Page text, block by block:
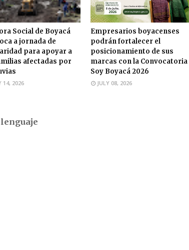
Social de Boyacá
a jornada de
para apoyar a
afectadas por
14, 2026
Empresarios boyacenses
podrán fortalecer el
posicionamiento de sus
marcas con la Convocatoria
Soy Boyacá 2026
JULY 08, 2026